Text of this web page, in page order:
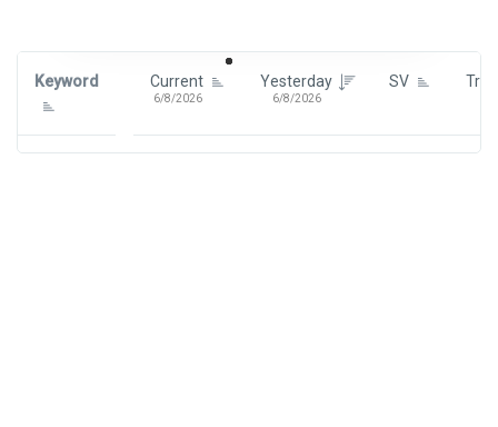
Keyword Current
6/8/2026
Yesterday
6/8/2026
SV